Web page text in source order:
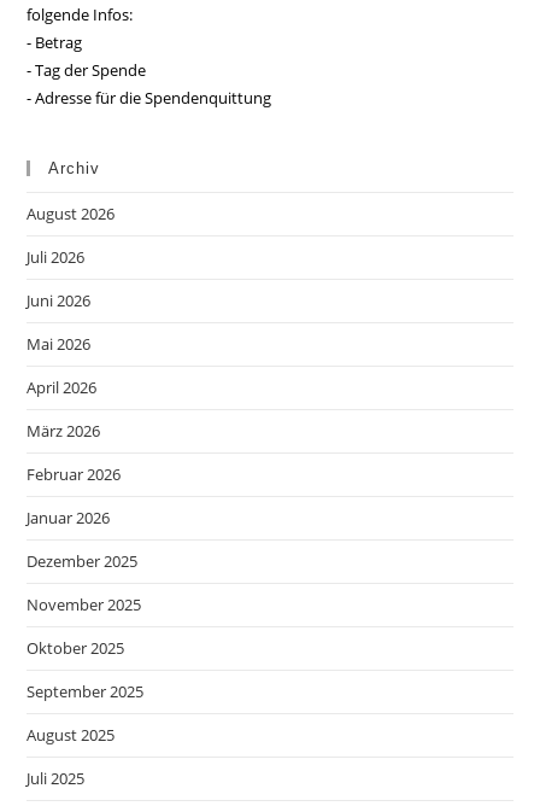
folgende Infos:
- Betrag
- Tag der Spende
- Adresse für die Spendenquittung
Archiv
August 2026
Juli 2026
Juni 2026
Mai 2026
April 2026
März 2026
Februar 2026
Januar 2026
Dezember 2025
November 2025
Oktober 2025
September 2025
August 2025
Juli 2025